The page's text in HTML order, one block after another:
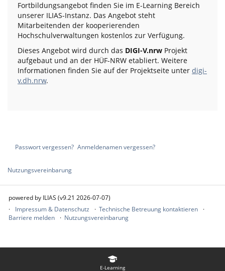
E-Learning
Fortbildungsangebot finden Sie im E-Learning Bereich
unserer ILIAS-Instanz. Das Angebot steht
Mitarbeitenden der kooperierenden
Hochschulverwaltungen kostenlos zur Verfügung.
Dieses Angebot wird durch das DIGI-V.nrw Projekt
aufgebaut und an der HÜF-NRW etabliert. Weitere
Informationen finden Sie auf der Projektseite unter digi-
v.dh.nrw.
Passwort vergessen? Anmeldenamen vergessen?
Nutzungsvereinbarung
powered by ILIAS (v9.21 2026-07-07)
Impressum & Datenschutz
Technische Betreuung kontaktieren
Barriere melden
Nutzungsvereinbarung